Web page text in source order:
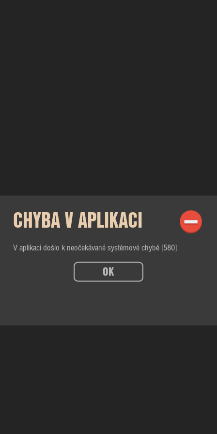
CHYBA V APLIKACI
V aplikaci došlo k neočekávané systémové chybě [580]
OK